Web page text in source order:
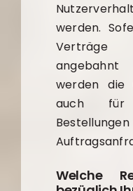
werden.
Verträge
werden die
auch für
Welche